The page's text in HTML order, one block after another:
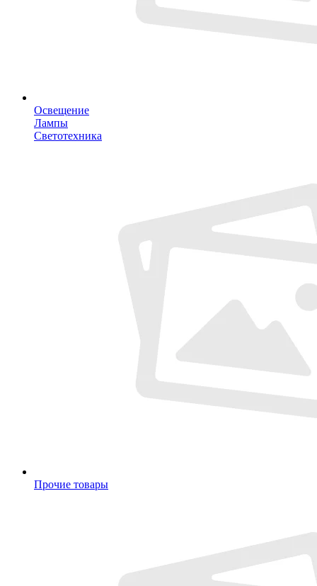
Освещение
Лампы
Светотехника
Прочие товары